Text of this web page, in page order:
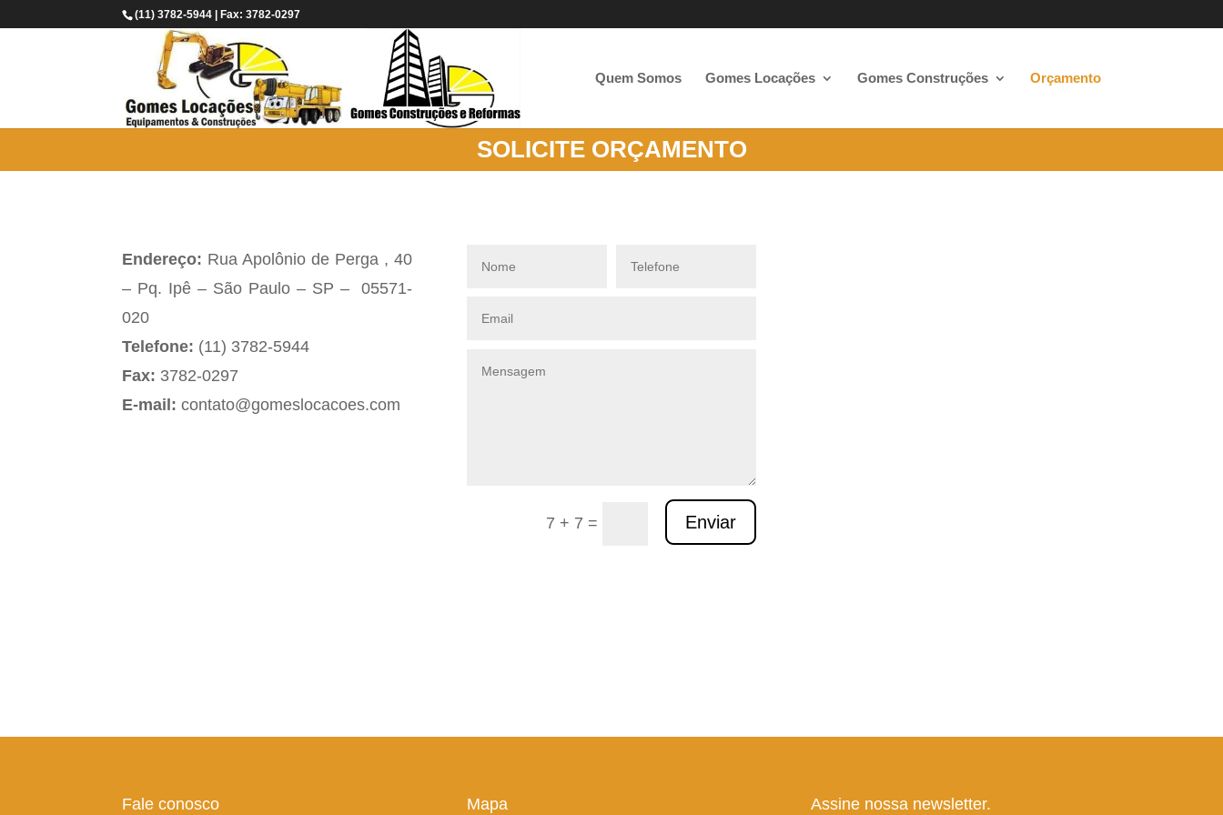
(11) 3782-5944 | Fax: 3782-0297
Quem Somos Gomes Locações Gomes Construções Orçamento
SOLICITE ORÇAMENTO
Endereço: Rua Apolônio de Perga , 40
– Pq. Ipê – São Paulo – SP – 05571-
020
Telefone: (11) 3782-5944
Fax: 3782-0297
E-mail: contato@gomeslocacoes.com
7 + 7 = Enviar
Fale conosco Mapa Assine nossa newsletter.